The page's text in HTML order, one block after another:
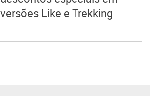
versões Like e Trekking